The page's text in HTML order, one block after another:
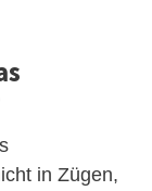
in Zügen,